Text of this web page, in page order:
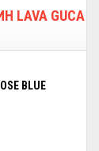
LAVA GUCA
BLUE